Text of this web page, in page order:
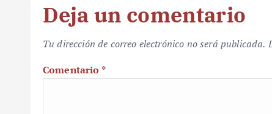
Deja un comentario
Tu dirección de correo electrónico no será publicada.
Comentario *